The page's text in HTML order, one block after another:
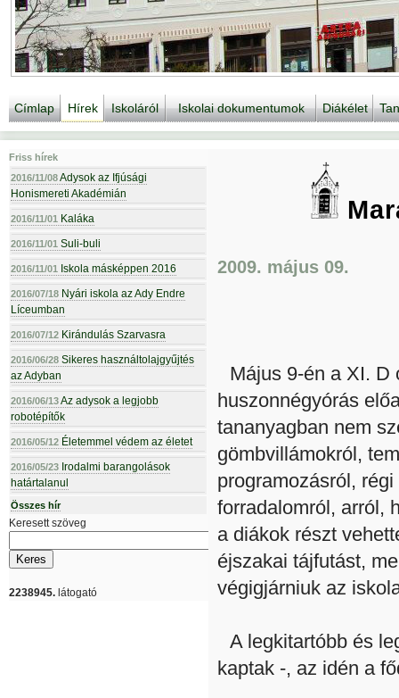
Címlap Hírek Iskoláról Iskolai dokumentumok Diákélet
Friss hírek
2016/11/08Adysok az Ifjúsági
Honismereti Akadémián
2016/11/01 Kaláka
2016/11/01 Suli-buli
2016/11/01 Iskola másképpen 2016
2016/07/18 Nyári iskola az Ady Endre
Líceumban
2016/07/12 Kirándulás Szarvasra
2016/06/28 Sikeres használtolajgyűjtés
az Adyban
2016/06/13Az adysok a legjobb
robotépítők
2016/05/12 Életemmel védem az életet
2016/05/23 Irodalmi barangolások
határtalanul
Összes hír
Keresett szöveg
2238945. látogató
2009. május 09.
Május 9-én a XI. D
huszonnégyórás
tananyagban nem
gömbvillámokról,
programozásról,
forradalomról, arról,
a diákok részt
éjszakai tájfutást,
végigjárniuk az
A legkitartóbb és
kaptak -, az idén a